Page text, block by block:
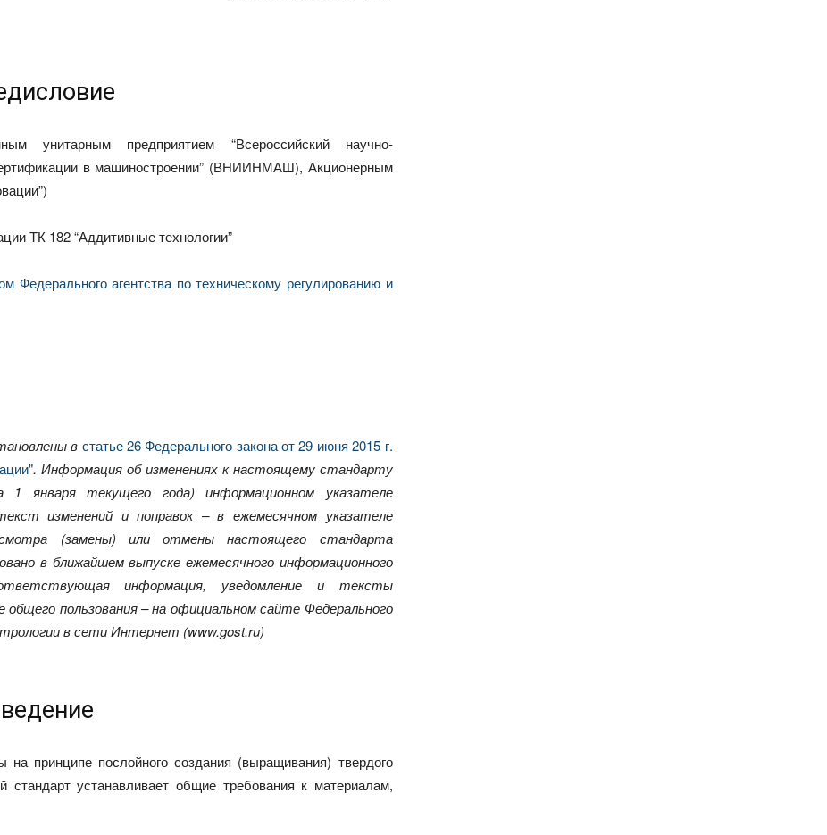
унитарным предприятием “Всероссийский научно-
в машиностроении” (ВНИИНМАШ), Акционерным
ТК 182 “Аддитивные технологии”
Федерального агентства по техническому регулированию и
в статье 26 Федерального закона от 29 июня 2015 г.
. Информация об изменениях к настоящему стандарту
января текущего года) информационном указателе
изменений и поправок – в ежемесячном указателе
(замены) или отмены настоящего стандарта
в ближайшем выпуске ежемесячного информационного
информация, уведомление и тексты
пользования – на официальном сайте Федерального
в сети Интернет (www.gost.ru)
принципе послойного создания (выращивания) твердого
устанавливает общие требования к материалам,